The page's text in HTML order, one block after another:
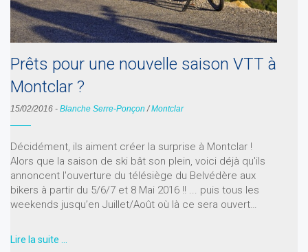
Prêts pour une nouvelle saison VTT à
Montclar ?
15/02/2016 - Blanche Serre-Ponçon /Montclar
Décidément, ils aiment créer la surprise à Montclar !
Alors que la saison de ski bât son plein, voici déjà qu'ils
annoncent l'ouverture du télésiège du Belvédère aux
bikers à partir du 5/6/7 et 8 Mai 2016 !! ... puis tous les
weekends jusqu’en Juillet/Août où là ce sera ouvert…
Lire la suite …